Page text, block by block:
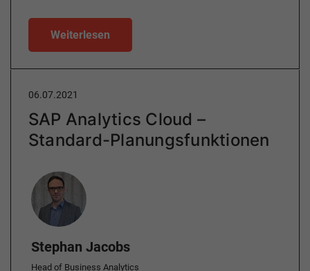
Weiterlesen
06.07.2021
SAP Analytics Cloud –
Standard-Planungsfunktionen
Author
Stephan Jacobs
Head of Business Analytics